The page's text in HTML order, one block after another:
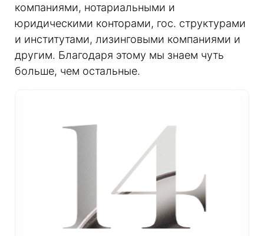
компаниями, нотариальными и
юридическими конторами, гос. структурами
и институтами, лизинговыми компаниями и
другим. Благодаря этому мы знаем чуть
больше, чем остальные.